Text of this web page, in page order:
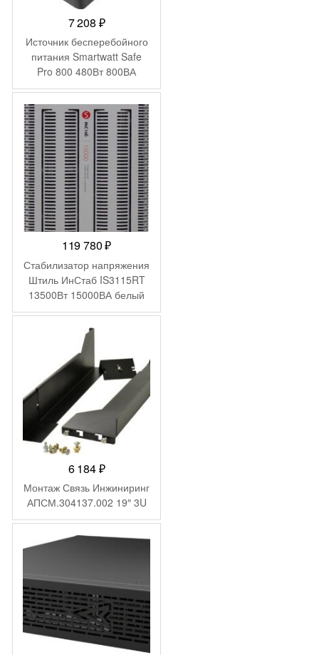
7 208 ₽
Источник бесперебойного
питания Smartwatt Safe
Pro 800 480Вт 800ВА
черный
119 780₽
Стабилизатор напряжения
Штиль ИнСтаб IS3115RT
13500Вт 15000ВА белый
6 184₽
Монтаж Связь Инжиниринг
АПСМ.304137.002 19″ 3U